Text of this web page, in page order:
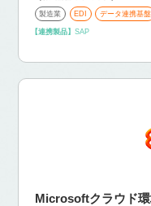
製造業 EDI データ連携基盤
【連携製品】SAP
Microsoftクラウド